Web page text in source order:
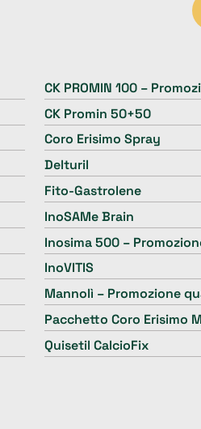
CK PROMIN 100 –
CK Promin 50+50
Coro Erisimo Spray
Delturil
Fito-Gastrolene
InoSAMe Brain
Inosima 500 –
InoVITIS
Mannolì – Promozione
Pacchetto Coro Erisimo
Quisetil CalcioFix